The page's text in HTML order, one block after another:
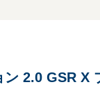
2.0 GSR X